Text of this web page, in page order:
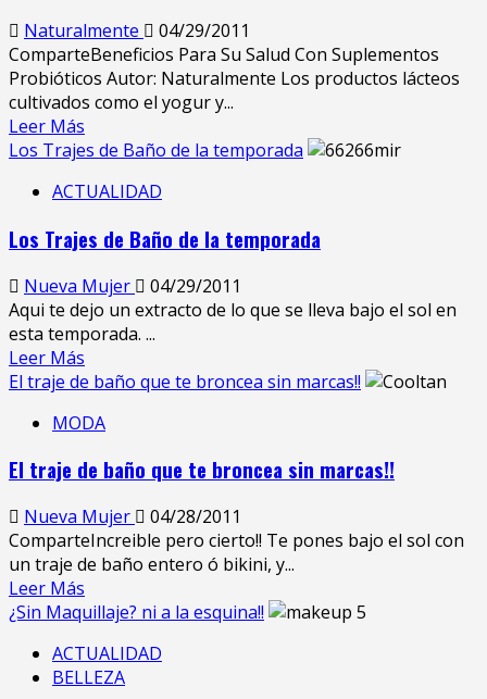
Naturalmente
04/29/2011
ComparteBeneficios Para Su Salud Con Suplementos
Probióticos Autor: Naturalmente Los productos lácteos
cultivados como el yogur y...
Leer Más
Los Trajes de Baño de la temporada
ACTUALIDAD
Los Trajes de Baño de la temporada
Nueva Mujer
04/29/2011
Aqui te dejo un extracto de lo que se lleva bajo el sol en
esta temporada. ...
Leer Más
El traje de baño que te broncea sin marcas!!
MODA
El traje de baño que te broncea sin marcas!!
Nueva Mujer
04/28/2011
ComparteIncreible pero cierto!! Te pones bajo el sol con
un traje de baño entero ó bikini, y...
Leer Más
¿Sin Maquillaje? ni a la esquina!!
ACTUALIDAD
BELLEZA